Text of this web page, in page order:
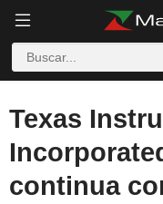
Texas
continua